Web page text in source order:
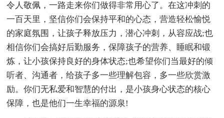
令人敬佩，一路走来你们做得非常用心了。在这冲刺的
一百天里，坚信你们会保持平和的心态，营造轻松愉悦
的家庭氛围，让孩子释放压力，潜心冲刺，从容应战;也
相信你们会搞好后勤服务，保障孩子的营养、睡眠和锻
炼，让小孩保持良好的身体状态;也希望你们当最好的倾
听者、沟通者，给孩子多一些理解包容，多一些欣赏激
励。你们无私爱和智慧的付出，是小孩身心状态的核心
保障，也是他们一生幸福的源泉!